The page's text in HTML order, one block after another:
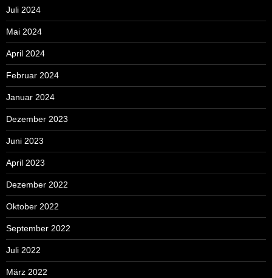
Juli 2024
Mai 2024
April 2024
Februar 2024
Januar 2024
Dezember 2023
Juni 2023
April 2023
Dezember 2022
Oktober 2022
September 2022
Juli 2022
März 2022